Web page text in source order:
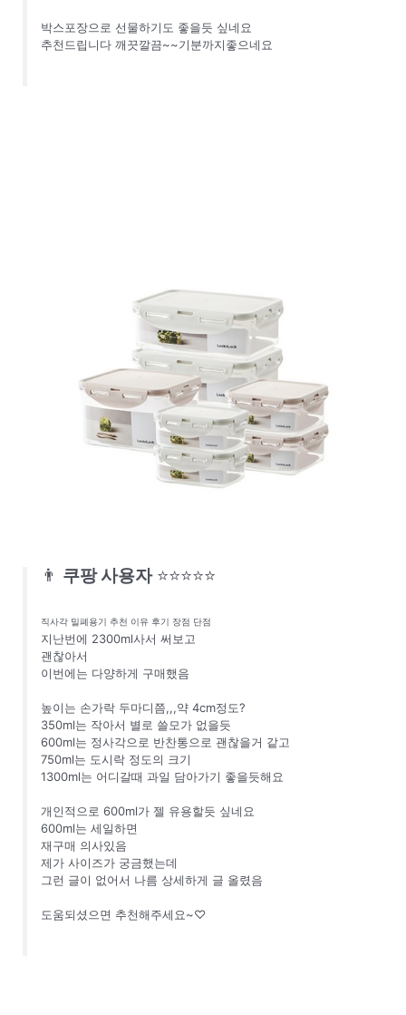
박스포장으로 선물하기도 좋을듯 싶네요
추천드립니다 깨끗깔끔~~기분까지좋으네요
👨 쿠팡 사용자 ⭐⭐⭐⭐⭐
직사각 밀폐용기 추천 이유 후기 장점 단점
지난번에 2300ml사서 써보고
괜찮아서
이번에는 다양하게 구매했음
높이는 손가락 두마디쯤,,,약 4cm정도?
350ml는 작아서 별로 쓸모가 없을듯
600ml는 정사각으로 반찬통으로 괜찮을거 같고
750ml는 도시락 정도의 크기
1300ml는 어디갈때 과일 담아가기 좋을듯해요
개인적으로 600ml가 젤 유용할듯 싶네요
600ml는 세일하면
재구매 의사있음
제가 사이즈가 궁금했는데
그런 글이 없어서 나름 상세하게 글 올렸음
도움되셨으면 추천해주세요~♡